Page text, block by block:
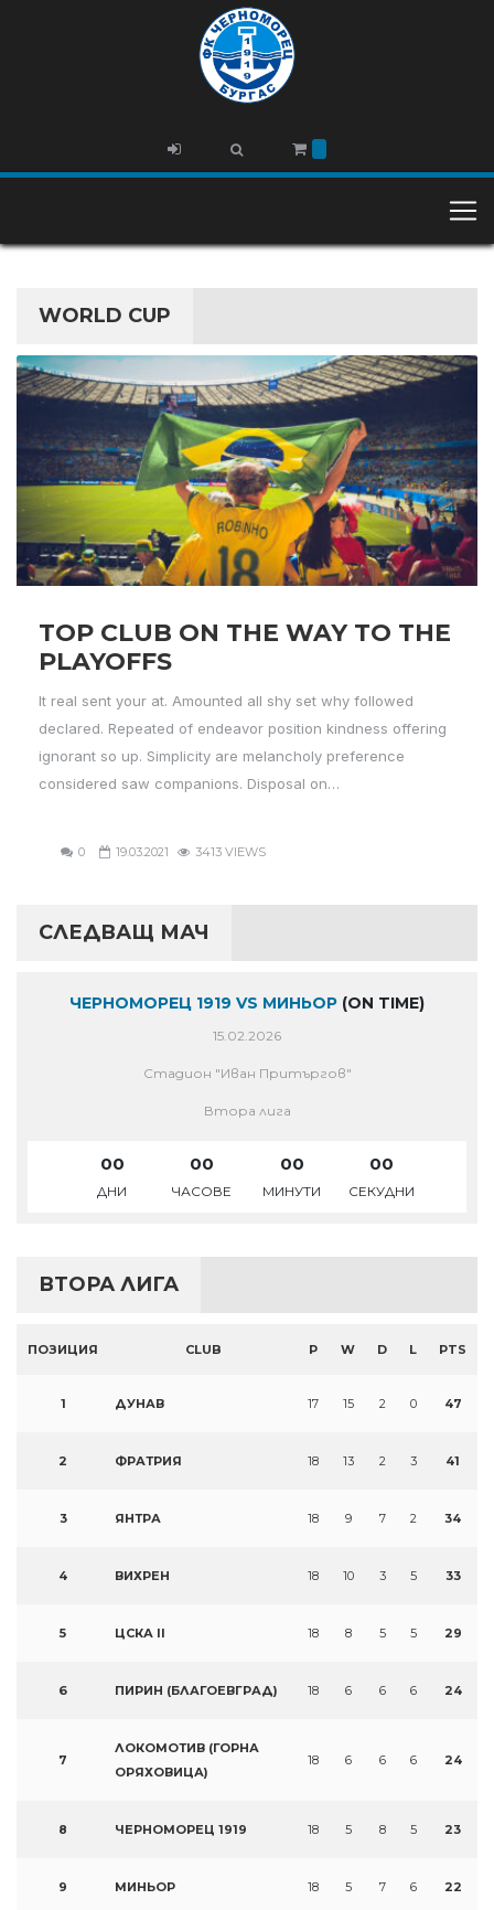
WORLD CUP
TOP CLUB ON THE WAY TO THE
PLAYOFFS
It real sent your at. Amounted all shy set why followed
declared. Repeated of endeavor position kindness offering
ignorant so up. Simplicity are melancholy preference
considered saw companions. Disposal on…
0 19.03.2021 3413 VIEWS
СЛЕДВАЩ МАЧ
ЧЕРНОМОРЕЦ 1919 VS МИНЬОР (ON TIME)
15.02.2026
Стадион "Иван Притъргов"
Втора лига
00
ДНИ
00
ЧАСОВЕ
00
МИНУТИ
00
СЕКУДНИ
ВТОРА ЛИГА
ПОЗИЦИЯ CLUB P W D L PTS
1 ДУНАВ 17 15 2 0 47
2 ФРАТРИЯ 18 13 2 3 41
3 ЯНТРА 18 9 7 2 34
4 ВИХРЕН 18 10 3 5 33
5 ЦСКА II 18 8 5 5 29
6 ПИРИН (БЛАГОЕВГРАД) 18 6 6 6 24
7
ЛОКОМОТИВ (ГОРНА
ОРЯХОВИЦА)
18 6 6 6 24
8 ЧЕРНОМОРЕЦ 1919 18 5 8 5 23
9 МИНЬОР 18 5 7 6 22